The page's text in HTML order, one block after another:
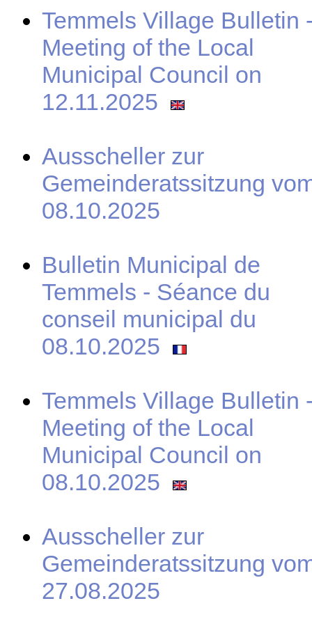
Temmels Village Bulletin
Meeting of the Local
Municipal Council on
12.11.2025
Ausscheller zur
Gemeinderatssitzung
08.10.2025
Bulletin Municipal de
Temmels - Séance du
conseil municipal du
08.10.2025
Temmels Village Bulletin
Meeting of the Local
Municipal Council on
08.10.2025
Ausscheller zur
Gemeinderatssitzung
27.08.2025